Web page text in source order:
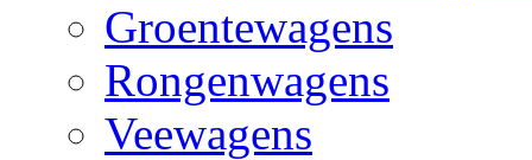
Groentewagens
Rongenwagens
Veewagens